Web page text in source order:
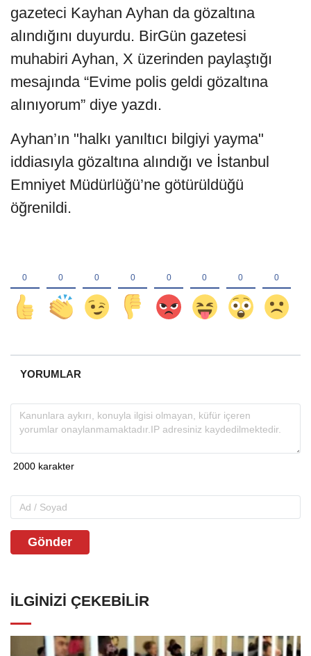
gazeteci Kayhan Ayhan da gözaltına
alındığını duyurdu. BirGün gazetesi
muhabiri Ayhan, X üzerinden paylaştığı
mesajında “Evime polis geldi gözaltına
alınıyorum” diye yazdı.
Ayhan’ın "halkı yanıltıcı bilgiyi yayma"
iddiasıyla gözaltına alındığı ve İstanbul
Emniyet Müdürlüğü’ne götürüldüğü
öğrenildi.
YORUMLAR
Gönder
İLGINIZI ÇEKEBILIR